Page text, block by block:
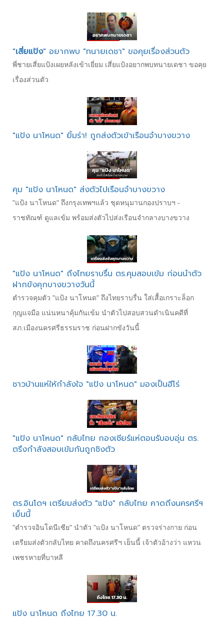
"เสี่ยแป้ง" อยากพบ "ทนายเดชา" ขอคุยเรื่องส่วนตัว
พี่ชายเสี่ยแป้งเผยหลังเข้าเยี่ยม เสี่ยแป้งอยากพบทนายเดชา ขอคุย
เรื่องส่วนตัว
"แป้ง นาโหนด" ยิ้มร่า! ถูกส่งตัวเข้าเรือนจำบางขวาง
คุม "แป้ง นาโหนด" ส่งตัวไปเรือนจำบางขวาง
"แป้ง นาโหนด" ถึงกรุงเทพฯแล้ว ชุดหนุมานกองปราบฯ -
ราชทัณฑ์ ดูแลเข้ม พร้อมส่งตัวไปส่งเรือนจำกลางบางขวาง
"แป้ง นาโหนด" ถึงไทยราบรื่น ตร.คุมสอบเข้ม ก่อนนำตัว
ฝากขังคุกบางขวางวันนี้
ตำรวจคุมตัว "แป้ง นาโหนด" ถึงไทยราบรื่น ใส่เสื้อเกราะล็อก
กุญแจมือ แน่นหนาคุ้มกันเข้ม นำตัวไปสอบสวนดำเนินคดีที่
สภ.เมืองนครศรีธรรมราช ก่อนฝากขังวันนี้
ชาวบ้านแห่ให้กำลังใจ "แป้ง นาโหนด" มองเป็นฮีโร่
"แป้ง นาโหนด" กลับไทย กองเชียร์แห่ตอนรับอบอุ่น ตร.
ตรึงกำลังสอบเข้มกันถูกชิงตัว
ตร.อินโดฯ เตรียมส่งตัว "แป้ง" กลับไทย คาดถึงนครศรีฯ
เย็นนี้
"ตำรวจอินโดนีเซีย" นำตัว "แป้ง นาโหนด" ตรวจร่างกาย ก่อน
เตรียมส่งตัวกลับไทย คาดถึงนครศรีฯ เย็นนี้ เจ้าตัวอ้างว่า แหวน
เพชรหายที่บาหลี
แป้ง นาโหนด ถึงไทย 17.30 น.